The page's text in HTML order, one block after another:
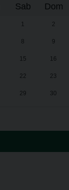
Sab Dom
1 2
8 9
15 16
22 23
29 30